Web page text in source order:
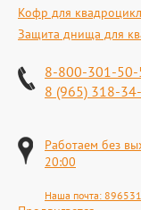
Кофр для
Защита днища для
8-800-301-50-
8 (965) 318-
Работаем без
20:00
Наша почта: